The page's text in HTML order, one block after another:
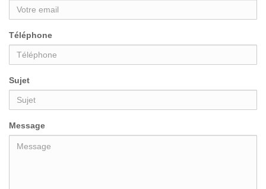
Téléphone
Sujet
Message